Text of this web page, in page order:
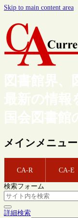
Skip to main content area
図書館界、
最新の情報
国会図書館
メインメニュー
CA-R CA-E
検索フォーム
詳細検索